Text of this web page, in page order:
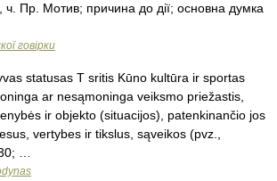
ч. Пр. Мотив; причина до дії; основна думка
говірки
statusas T sritis Kūno kultūra ir sportas
ar nesąmoninga veiksmo priežastis,
ir objekto (situacijos), patenkinančio jos
vertybes ir tikslus, sąveikos (pvz.,
…